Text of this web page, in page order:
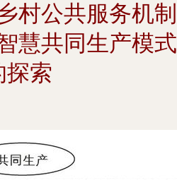
村公共服务机制
共同生产模式
探索